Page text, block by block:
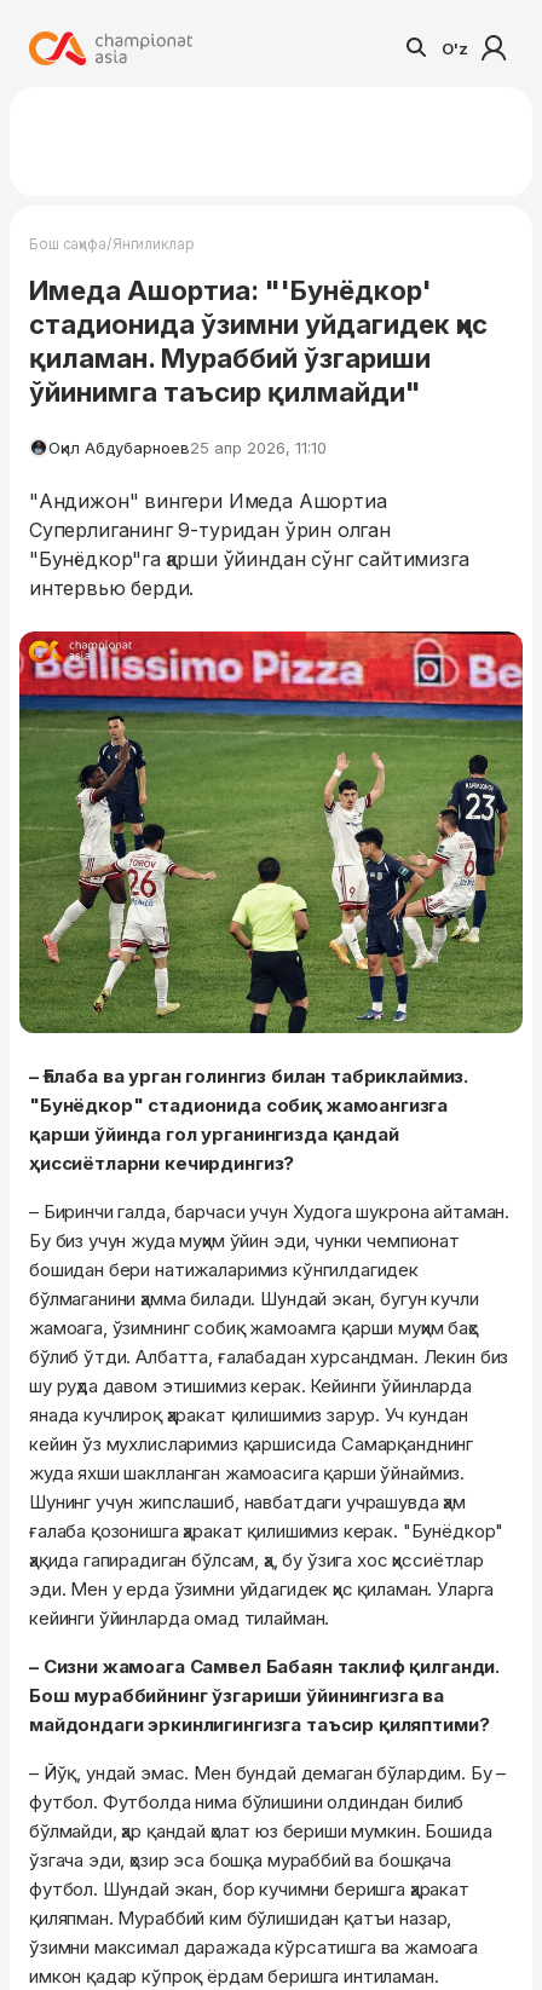
O'z
Бош саҳифа/Янгиликлар
Имеда Ашортиа: "'Бунёдкор'
стадионида ўзимни уйдагидек ҳис
қиламан. Мураббий ўзгариши
ўйинимга таъсир қилмайди"
Оқил Абдубарноев25 апр 2026, 11:10
"Андижон" вингери Имеда Ашортиа
Суперлиганинг 9-туридан ўрин олган
"Бунёдкор"га қарши ўйиндан сўнг сайтимизга
интервью берди.
– Ғалаба ва урган голингиз билан табриклаймиз.
"Бунёдкор" стадионида собиқ жамоангизга
қарши ўйинда гол урганингизда қандай
ҳиссиётларни кечирдингиз?
– Биринчи галда, барчаси учун Худога шукрона айтаман.
Бу биз учун жуда муҳим ўйин эди, чунки чемпионат
бошидан бери натижаларимиз кўнгилдагидек
бўлмаганини ҳамма билади. Шундай экан, бугун кучли
жамоага, ўзимнинг собиқ жамоамга қарши муҳим баҳс
бўлиб ўтди. Албатта, ғалабадан хурсандман. Лекин биз
шу руҳда давом этишимиз керак. Кейинги ўйинларда
янада кучлироқ ҳаракат қилишимиз зарур. Уч кундан
кейин ўз мухлисларимиз қаршисида Самарқанднинг
жуда яхши шаклланган жамоасига қарши ўйнаймиз.
Шунинг учун жипслашиб, навбатдаги учрашувда ҳам
ғалаба қозонишга ҳаракат қилишимиз керак. "Бунёдкор"
ҳақида гапирадиган бўлсам, ҳа, бу ўзига хос ҳиссиётлар
эди. Мен у ерда ўзимни уйдагидек ҳис қиламан. Уларга
кейинги ўйинларда омад тилайман.
– Сизни жамоага Самвел Бабаян таклиф қилганди.
Бош мураббийнинг ўзгариши ўйинингизга ва
майдондаги эркинлигингизга таъсир қиляптими?
– Йўқ, ундай эмас. Мен бундай демаган бўлардим. Бу –
футбол. Футболда нима бўлишини олдиндан билиб
бўлмайди, ҳар қандай ҳолат юз бериши мумкин. Бошида
ўзгача эди, ҳозир эса бошқа мураббий ва бошқача
футбол. Шундай экан, бор кучимни беришга ҳаракат
қиляпман. Мураббий ким бўлишидан қатъи назар,
ўзимни максимал даражада кўрсатишга ва жамоага
имкон қадар кўпроқ ёрдам беришга интиламан.